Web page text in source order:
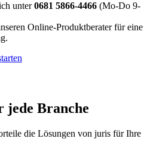
unter0681 5866-4466 (Mo-Do 9-
Online-Produktberater für eine
jede Branche
die Lösungen von juris für Ihre